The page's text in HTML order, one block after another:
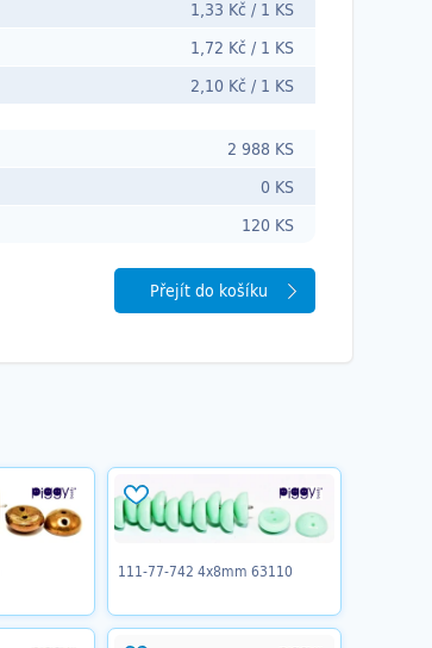
1,33 Kč / 1 KS
1,72 Kč / 1 KS
2,10 Kč / 1 KS
2 988 KS
0 KS
120 KS
Přejít do košíku
111-77-742 4x8mm 63110